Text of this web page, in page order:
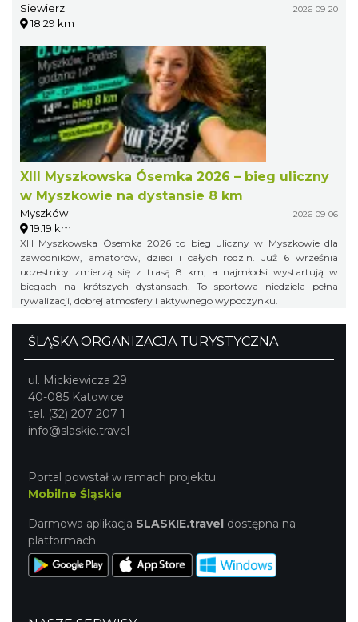
Siewierz 2026-09-20
18.29 km
XIII Myszkowska Ósemka 2026 – bieg uliczny
w Myszkowie na dystansie 8 km
Myszków 2026-09-06
19.19 km
XIII Myszkowska Ósemka 2026 to bieg uliczny w Myszkowie dla
zawodników, amatorów, dzieci i całych rodzin. Już 6 września
uczestnicy zmierzą się z trasą 8 km, a najmłodsi wystartują w
biegach na krótszych dystansach. To sportowa niedziela pełna
rywalizacji, dobrej atmosfery i aktywnego wypoczynku.
ŚLĄSKA ORGANIZACJA TURYSTYCZNA
ul. Mickiewicza 29
40-085 Katowice
tel. (32) 207 207 1
info@slaskie.travel
Portal powstał w ramach projektu
Mobilne Śląskie
Darmowa aplikacja SLASKIE.travel dostępna na
platformach